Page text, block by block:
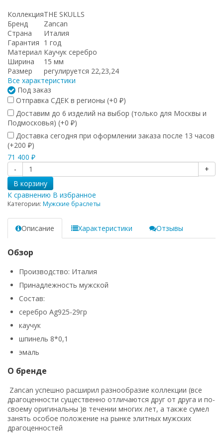
КоллекцияTHE SKULLS
Бренд
Zancan
Страна
Италия
Гарантия 1 год
Материал Каучук серебро
Ширина
15 мм
Размер
регулируется 22,23,24
Все характеристики
Под заказ
Отправка СДЕК в регионы (+0 ₽)
Доставим до 6 изделий на выбор (только для Москвы и
Подмосковья) (+0 ₽)
Доставка сегодня при оформлении заказа после 13 часов
(+200 ₽)
71 400 ₽
-
+
В корзину
К сравнению В избранное
Категории: Мужские браслеты
Описание Характеристики Отзывы
Обзор
Производство: Италия
Принадлежность мужской
Состав:
серебро Ag925-29гр
каучук
шпинель 8*0,1
эмаль
О бренде
Zancan успешно расширил разнообразие коллекции (все
драгоценности существенно отличаются друг от друга и по-
своему оригинальны )в течении многих лет, а также сумел
занять особое положение на рынке элитных мужских
драгоценностей